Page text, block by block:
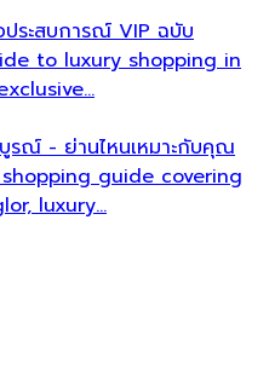
ระสบการณ์ VIP ฉบับ
to luxury shopping in
รณ์ - ย่านไหนเหมาะกับคุณ
guide covering
luxury…